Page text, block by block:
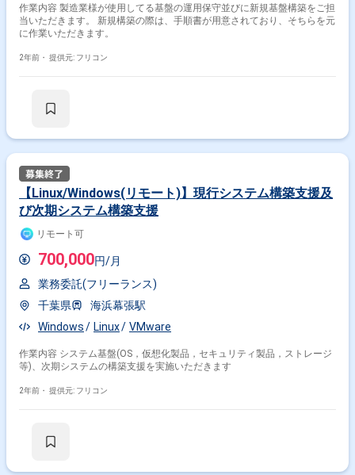
作業内容 製造業様が使用してる基盤の運用保守並びに新規基盤構築をご担
当いただきます。 新規構築の際は、手順書が用意されており、そちらを元
に作業いただきます。
2年前・ 提供元: フリコン
【Linux/Windows(リモート)】現行システム構築支援及
び次期システム構築支援
リモート可
700,000円/月
業務委託(フリーランス)
千葉県
海浜幕張駅
Windows
Linux VMware
作業内容 システム基盤(OS，仮想化製品，セキュリティ製品，ストレージ
等)、次期システムの構築支援を実施いただきます
2年前・ 提供元: フリコン